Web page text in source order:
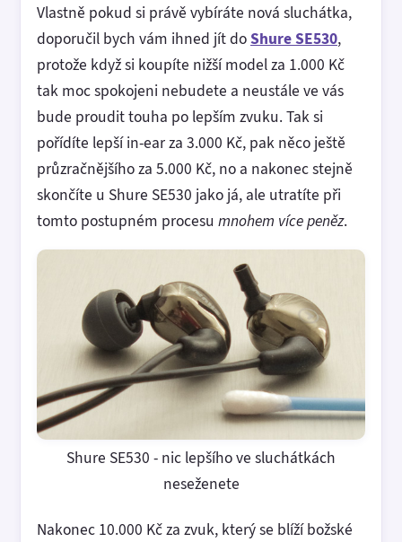
Vlastně pokud si právě vybíráte nová sluchátka,
doporučil bych vám ihned jít doShure SE530,
protože když si koupíte nižší model za 1.000 Kč
tak moc spokojeni nebudete a neustále ve vás
bude proudit touha po lepším zvuku. Tak si
pořídíte lepší in-ear za 3.000 Kč, pak něco ještě
průzračnějšího za 5.000 Kč, no a nakonec stejně
skončíte u Shure SE530 jako já, ale utratíte při
tomto postupném procesu mnohem více peněz.
Shure SE530 - nic lepšího ve sluchátkách
neseženete
Nakonec 10.000 Kč za zvuk, který se blíží božské